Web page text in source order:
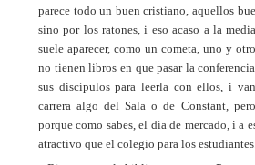
parece todo un buen cristiano, aquellos
sino por los ratones, i eso acaso a la
suele aparecer, como un cometa, uno y
no tienen libros en que pasar la
sus discípulos para leerla con ellos, i
carrera algo del Sala o de Constant,
porque como sabes, el día de mercado, i a
atractivo que el colegio para los